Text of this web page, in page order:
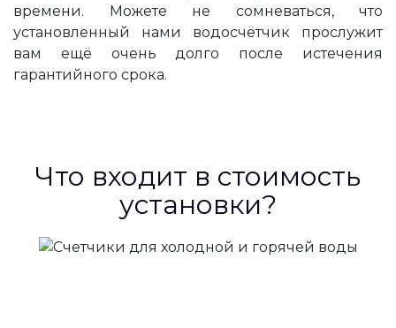
времени. Можете не сомневаться, что
установленный нами водосчётчик прослужит
вам ещё очень долго после истечения
гарантийного срока.
Что входит в стоимость
установки?